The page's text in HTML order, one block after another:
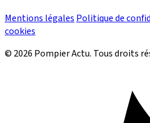
Mentions légales Politique de
cookies
© 2026 Pompier Actu. Tous droits